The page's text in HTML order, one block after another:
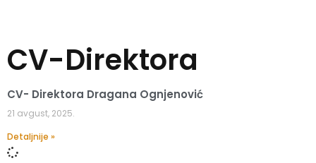
CV-Direktora
CV- Direktora Dragana Ognjenović
21 avgust, 2025.
Detaljnije »